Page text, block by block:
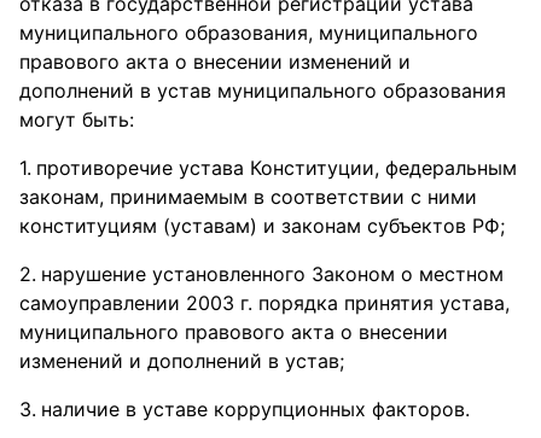
муниципального образования, муниципального
правового акта о внесении изменений и
дополнений в устав муниципального образования
могут быть:
противоречие устава Конституции, федеральным
законам, принимаемым в соответствии с ними
конституциям (уставам) и законам субъектов РФ;
нарушение установленного Законом о местном
самоуправлении 2003 г. порядка принятия устава,
муниципального правового акта о внесении
изменений и дополнений в устав;
наличие в уставе коррупционных факторов.